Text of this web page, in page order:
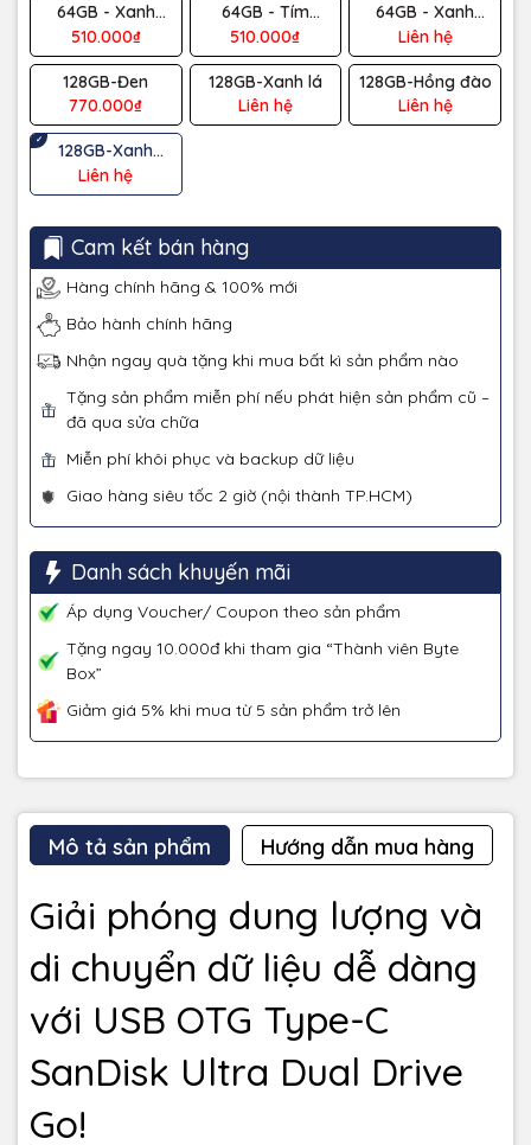
64GB - Xanh
navagio
510.000₫
64GB - Tím
lavender
510.000₫
64GB - Xanh
Absinthe
Liên hệ
128GB-Đen
770.000₫
128GB-Xanh lá
Liên hệ
128GB-Hồng đào
Liên hệ
128GB-Xanh
navy
Liên hệ
Cam kết bán hàng
Hàng chính hãng & 100% mới
Bảo hành chính hãng
Nhận ngay quà tặng khi mua bất kì sản phẩm nào
Tặng sản phẩm miễn phí nếu phát hiện sản phẩm cũ –
đã qua sửa chữa
Miễn phí khôi phục và backup dữ liệu
Giao hàng siêu tốc 2 giờ (nội thành TP.HCM)
Danh sách khuyến mãi
Áp dụng Voucher/ Coupon theo sản phẩm
Tặng ngay 10.000đ khi tham gia “Thành viên Byte
Box”
Giảm giá 5% khi mua từ 5 sản phẩm trở lên
Mô tả sản phẩm Hướng dẫn mua hàng
Giải phóng dung lượng và
di chuyển dữ liệu dễ dàng
với USB OTG Type-C
SanDisk Ultra Dual Drive
Go!